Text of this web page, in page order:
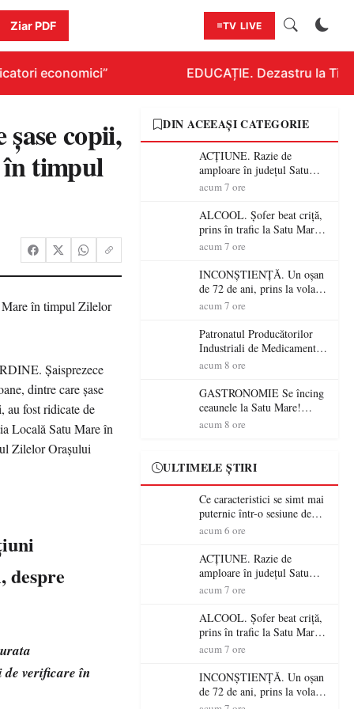
Ziar PDF TV LIVE
economici” EDUCAȚIE. Dezastru la
copii,
timpul
despre
verificare în
DIN ACEEAȘI CATEGORIE
ACȚIUNE. Razie de
amploare în județul Satu
Mare! Polițiștii au dat sute
șoferi fără permis într-o
singură zi
acum 7 ore
ALCOOL. Șofer beat criță,
prins în trafic la Satu Mare!
Alcoolemie uriașă
acum 7 ore
INCONȘTIENȚĂ. Un oșan
de 72 de ani, prins la volan
fără permis! Polițiștii l-au
acum 7 ore
Patronatul Producătorilor
Industriali de Medicamente
din România (PRIMER):
energie electrică a fabricilor
de medicamente va pune în
pericol accesul pacienților la
medicamente esențiale
acum 8 ore
GASTRONOMIE Se încing
ceaunele la Satu Mare!
Concursul „Veress Ádám”
jurat de renume
acum 8 ore
ULTIMELE ȘTIRI
Ce caracteristici se simt mai
puternic într-o sesiune de
distracție la sloturi online:
RTP?
acum 6 ore
ACȚIUNE. Razie de
amploare în județul Satu
Mare! Polițiștii au dat sute
șoferi fără permis într-o
singură zi
acum 7 ore
ALCOOL. Șofer beat criță,
prins în trafic la Satu Mare!
Alcoolemie uriașă
acum 7 ore
INCONȘTIENȚĂ. Un oșan
de 72 de ani, prins la volan
fără permis! Polițiștii l-au